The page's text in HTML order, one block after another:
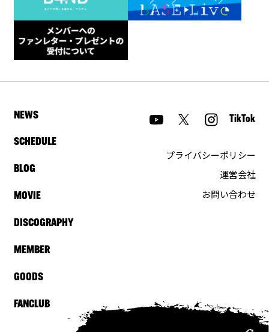
NEWS
SCHEDULE
BLOG
MOVIE
DISCOGRAPHY
MEMBER
GOODS
FANCLUB
TikTok
プライバシーポリシー
運営会社
お問い合わせ